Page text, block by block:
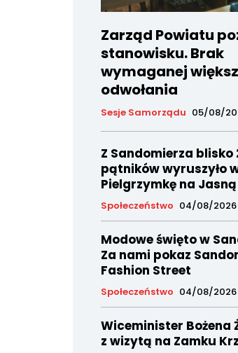
Zarząd Powiatu
stanowisku. Brak
wymaganej
odwołania
Sesje Samorządu 05/08/
Z Sandomierza blisko
pątników wyruszyło
Pielgrzymkę na
Społeczeństwo 04/08/2026
Modowe święto w
Za nami pokaz
Fashion Street
Społeczeństwo 04/08/2026
Wiceminister Bożena
z wizytą na Zamku